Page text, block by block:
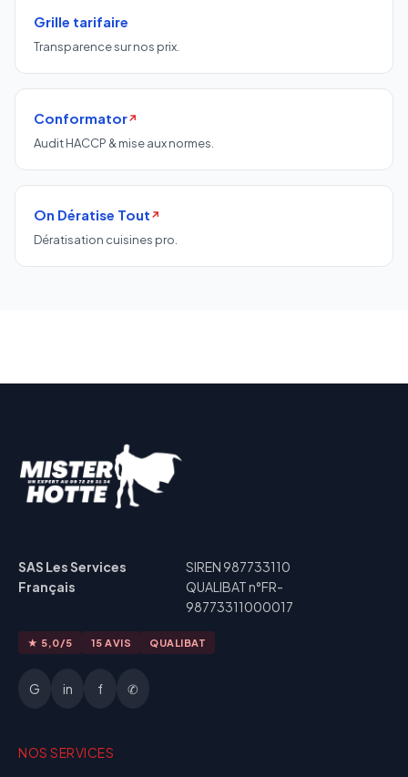
Grille tarifaire
Transparence sur nos prix.
Conformator↗
Audit HACCP & mise aux normes.
On Dératise Tout ↗
Dératisation cuisines pro.
SAS Les Services
Français
SIREN 987733110
QUALIBAT n°FR-
98773311000017
★ 5,0/5 15 AVIS QUALIBAT
G in f ✆
NOS SERVICES